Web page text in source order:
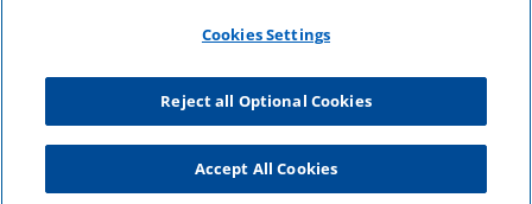
56:34
Cookies Settings
Reject all Optional Cookies
Accept All Cookies